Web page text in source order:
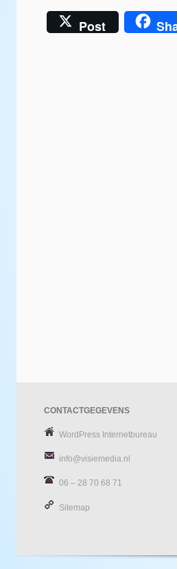
Post
CONTACTGEGEVENS
WordPress Internetbureau
info@visiemedia.nl
06 – 28 70 68 71
Sitemap